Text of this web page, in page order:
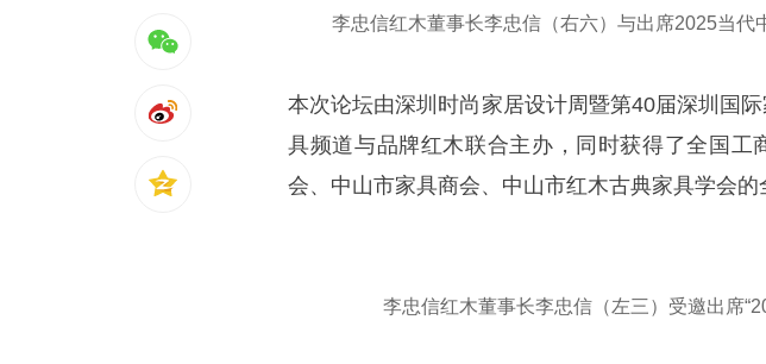
李忠信红木董事长李忠信（右六）与出席2025当代
本次论坛由深圳时尚家居设计周暨第40届深圳国
具频道与品牌红木联合主办，同时获得了全国工
会、中山市家具商会、中山市红木古典家具学会的
李忠信红木董事长李忠信（左三）受邀出席